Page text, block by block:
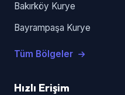
Bakırköy Kurye
Bayrampaşa Kurye
Tüm Bölgeler
Hızlı Erişim